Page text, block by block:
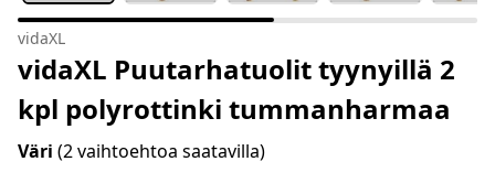
vidaXL
vidaXL Puutarhatuolit tyynyillä 2
kpl polyrottinki tummanharmaa
Väri (2 vaihtoehtoa saatavilla)